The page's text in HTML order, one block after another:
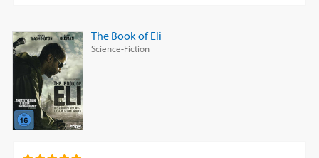
The Book of Eli
Science-Fiction